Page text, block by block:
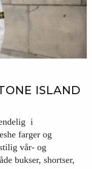
ISLAND
i
farger og
vår- og
bukser, shortser,